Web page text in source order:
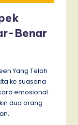
Benar
Yang Telah
ke suasana
emosional.
dua orang